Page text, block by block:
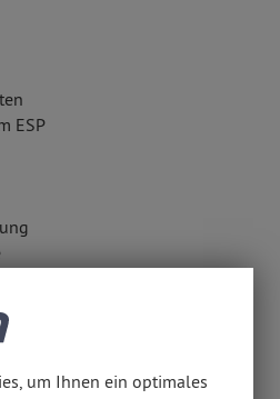
ESP
Kamera
um Ihnen ein optimales